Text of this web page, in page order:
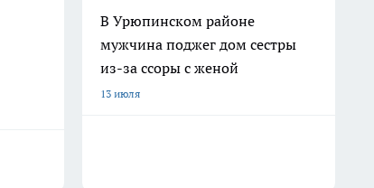
В Урюпинском районе
мужчина поджег дом сестры
из-за ссоры с женой
13 июля